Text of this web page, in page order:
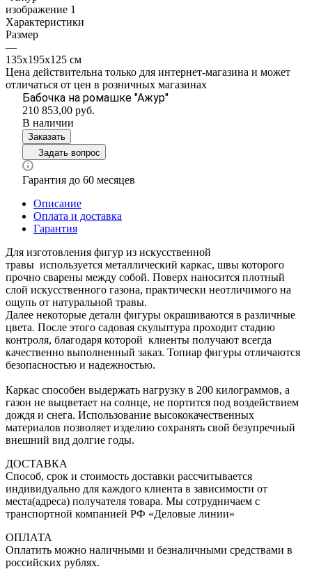
Характеристики
Размер
—
135х195х125 см
Цена действительна только для интернет-магазина и может
отличаться от цен в розничных магазинах
Бабочка на ромашке "Ажур"
210 853,00 руб.
В наличии
Заказать
Задать вопрос
Гарантия до 60 месяцев
Описание
Оплата и доставка
Гарантия
Для изготовления фигур из искусственной
травы используется металлический каркас, швы которого
прочно сварены между собой. Поверх наносится плотный
слой искусственного газона, практически неотличимого на
ощупь от натуральной травы.
Далее некоторые детали фигуры окрашиваются в различные
цвета. После этого садовая скульптура проходит стадию
контроля, благодаря которой клиенты получают всегда
качественно выполненный заказ. Топиар фигуры отличаются
безопасностью и надежностью.
Каркас способен выдержать нагрузку в 200 килограммов, а
газон не выцветает на солнце, не портится под воздействием
дождя и снега. Использование высококачественных
материалов позволяет изделию сохранять свой безупречный
внешний вид долгие годы.
ДОСТАВКА
Способ, срок и стоимость доставки рассчитывается
индивидуально для каждого клиента в зависимости от
места(адреса) получателя товара. Мы сотрудничаем с
транспортной компанией РФ «Деловые линии»
ОПЛАТА
Оплатить можно наличными и безналичными средствами в
российских рублях.